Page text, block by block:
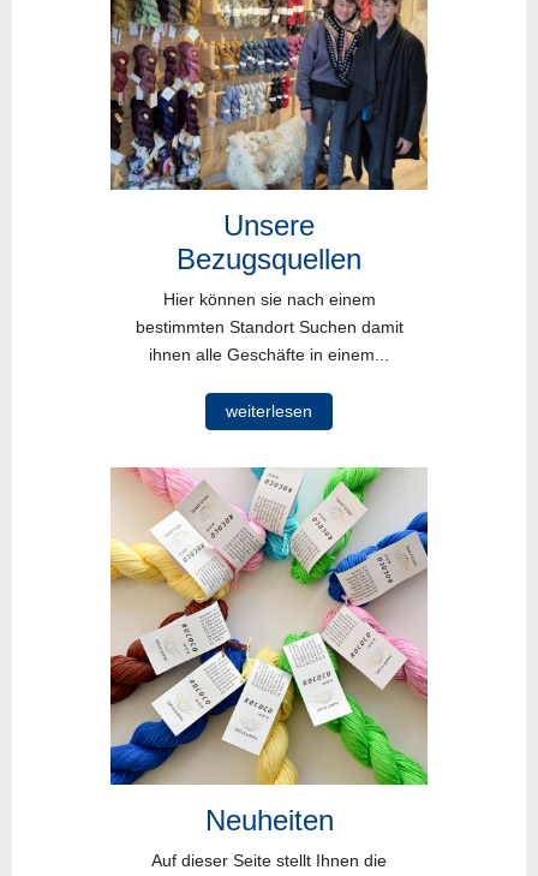
Unsere
Bezugsquellen
Hier können sie nach einem
bestimmten Standort Suchen damit
ihnen alle Geschäfte in einem...
weiterlesen
Neuheiten
Auf dieser Seite stellt Ihnen die